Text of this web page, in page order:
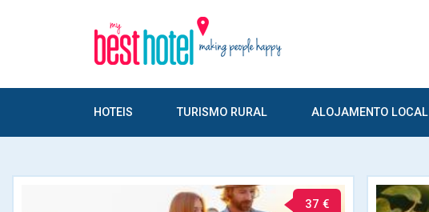
HOTEIS TURISMO RURAL ALOJAMENTO LOCAL
37 €